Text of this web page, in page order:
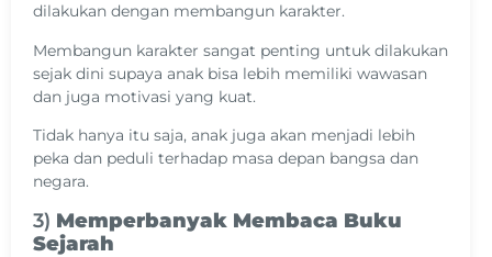
dilakukan dengan membangun karakter.
Membangun karakter sangat penting untuk dilakukan
sejak dini supaya anak bisa lebih memiliki wawasan
dan juga motivasi yang kuat.
Tidak hanya itu saja, anak juga akan menjadi lebih
peka dan peduli terhadap masa depan bangsa dan
negara.
3) Memperbanyak Membaca Buku
Sejarah